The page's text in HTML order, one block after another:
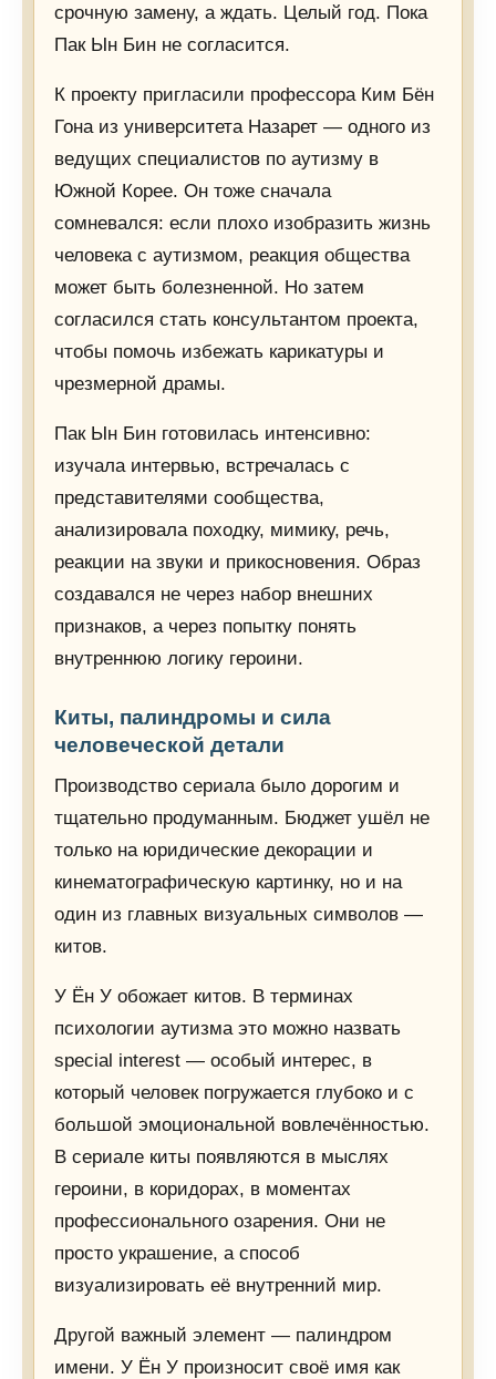
срочную замену, а ждать. Целый год. Пока
Пак Ын Бин не согласится.
К проекту пригласили профессора Ким Бён
Гона из университета Назарет — одного из
ведущих специалистов по аутизму в
Южной Корее. Он тоже сначала
сомневался: если плохо изобразить жизнь
человека с аутизмом, реакция общества
может быть болезненной. Но затем
согласился стать консультантом проекта,
чтобы помочь избежать карикатуры и
чрезмерной драмы.
Пак Ын Бин готовилась интенсивно:
изучала интервью, встречалась с
представителями сообщества,
анализировала походку, мимику, речь,
реакции на звуки и прикосновения. Образ
создавался не через набор внешних
признаков, а через попытку понять
внутреннюю логику героини.
Киты, палиндромы и сила
человеческой детали
Производство сериала было дорогим и
тщательно продуманным. Бюджет ушёл не
только на юридические декорации и
кинематографическую картинку, но и на
один из главных визуальных символов —
китов.
У Ён У обожает китов. В терминах
психологии аутизма это можно назвать
special interest — особый интерес, в
который человек погружается глубоко и с
большой эмоциональной вовлечённостью.
В сериале киты появляются в мыслях
героини, в коридорах, в моментах
профессионального озарения. Они не
просто украшение, а способ
визуализировать её внутренний мир.
Другой важный элемент — палиндром
имени. У Ён У произносит своё имя как